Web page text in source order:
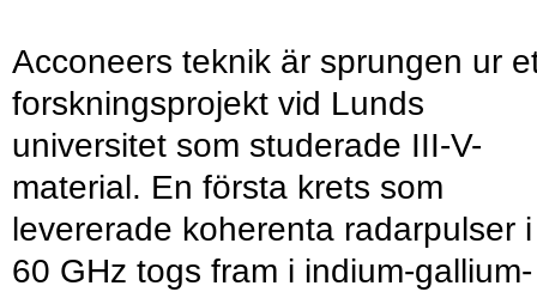
Acconeers teknik är sprungen ur
forskningsprojekt vid Lunds
universitet som studerade III-V-
material. En första krets som
levererade koherenta radarpulser i
60 GHz togs fram i indium-gallium-